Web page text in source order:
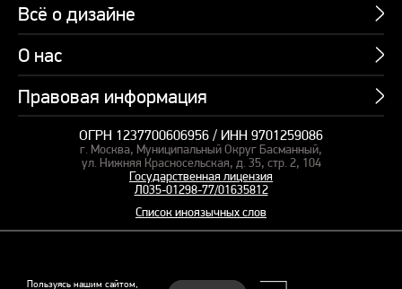
Пользуясь нашим сайтом,
Курсы
Пакетные предложения
Профессии
Подарочные сертификаты
Корпоративное обучение
Курсы для сотрудников
Пакетные предложения
Всё о дизайне
Учебник по презентациям
Банк слайдов
Вебинары
Студия дизайна
Заказать презентацию
О нас
Об академии
СМИ о нас
Правовая информация
Карта сайта
Оферта и лицензия
Политика конфиденциальности
Рекомендательные технологии
ОГРН 1237700606956 / ИНН 9701259086
г. Москва, Муниципальный Округ Басманный,
ул. Нижняя Красносельская, д. 35, стр. 2, 104
Государственная лицензия
Л035-01298-77/01635812
Список иноязычных слов
© 2015–2026 Бонни и Слайд